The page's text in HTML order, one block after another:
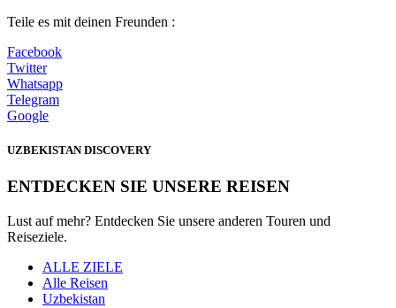
Teile es mit deinen Freunden :
Facebook
Twitter
Whatsapp
Telegram
Google
UZBEKISTAN DISCOVERY
ENTDECKEN SIE UNSERE REISEN
Lust auf mehr? Entdecken Sie unsere anderen Touren und
Reiseziele.
ALLE ZIELE
Alle Reisen
Uzbekistan